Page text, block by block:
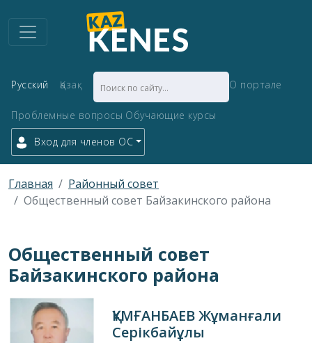
Русский Қазақ О портале
Проблемные вопросы Обучающие курсы
Вход для членов ОС
Главная
Районный совет
Общественный совет Байзакинского района
Общественный совет
Байзакинского района
ҚҰМҒАНБАЕВ Жұманғали
Серікбайұлы